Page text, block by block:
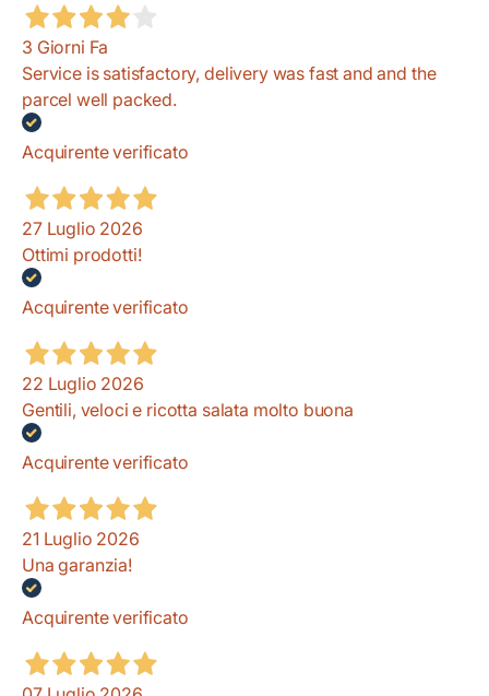
3 Giorni Fa
Service is satisfactory, delivery was fast and and the
parcel well packed.
Acquirente verificato
27 Luglio 2026
Ottimi prodotti!
Acquirente verificato
22 Luglio 2026
Gentili, veloci e ricotta salata molto buona
Acquirente verificato
21 Luglio 2026
Una garanzia!
Acquirente verificato